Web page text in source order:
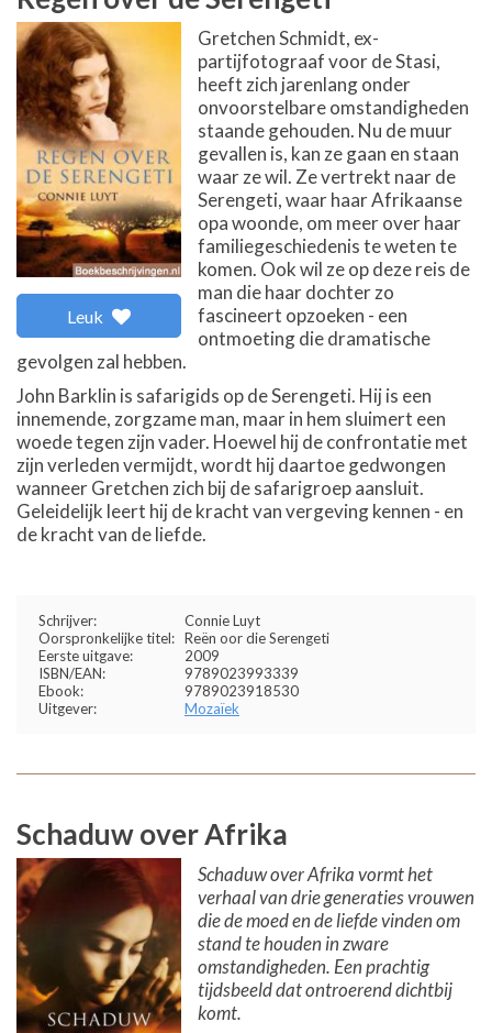
Leuk
Gretchen Schmidt, ex-
partijfotograaf voor de Stasi,
heeft zich jarenlang onder
onvoorstelbare omstandigheden
staande gehouden. Nu de muur
gevallen is, kan ze gaan en staan
waar ze wil. Ze vertrekt naar de
Serengeti, waar haar Afrikaanse
opa woonde, om meer over haar
familiegeschiedenis te weten te
komen. Ook wil ze op deze reis de
man die haar dochter zo
fascineert opzoeken - een
ontmoeting die dramatische
gevolgen zal hebben.
John Barklin is safarigids op de Serengeti. Hij is een
innemende, zorgzame man, maar in hem sluimert een
woede tegen zijn vader. Hoewel hij de confrontatie met
zijn verleden vermijdt, wordt hij daartoe gedwongen
wanneer Gretchen zich bij de safarigroep aansluit.
Geleidelijk leert hij de kracht van vergeving kennen - en
de kracht van de liefde.
Schrijver:
Connie Luyt
Oorspronkelijke titel: Reën oor die Serengeti
Eerste uitgave:
2009
ISBN/EAN:
9789023993339
Ebook:
9789023918530
Uitgever:
Mozaïek
Schaduw over Afrika
Schaduw over Afrika vormt het
verhaal van drie generaties vrouwen
die de moed en de liefde vinden om
stand te houden in zware
omstandigheden. Een prachtig
tijdsbeeld dat ontroerend dichtbij
komt.